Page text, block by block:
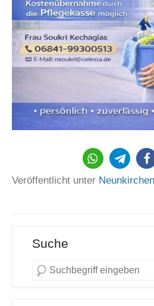
1144
Veröffentlicht unter Neunkirchen
Suche